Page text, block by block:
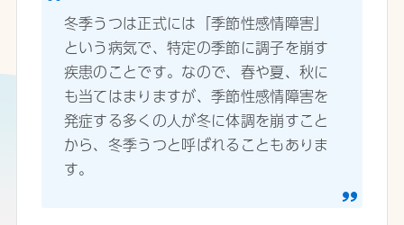
冬季うつは正式には「季節性感情障害」
という病気で、特定の季節に調子を崩す
疾患のことです。なので、春や夏、秋に
も当てはまりますが、季節性感情障害を
発症する多くの人が冬に体調を崩すこと
から、冬季うつと呼ばれることもありま
す。